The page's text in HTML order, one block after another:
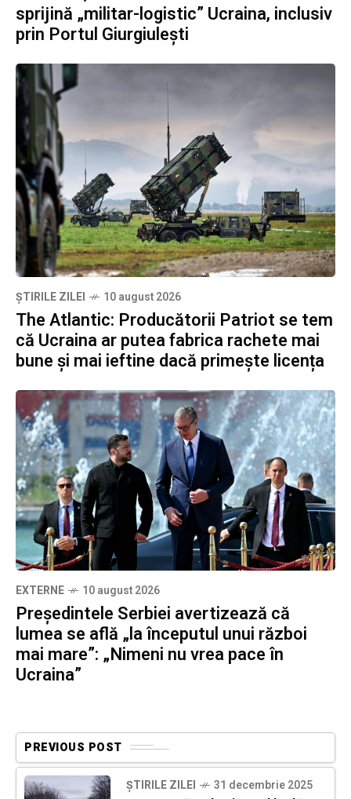
sprijină „militar-logistic” Ucraina, inclusiv
prin Portul Giurgiulești
ȘTIRILE ZILEI 10 august 2026
The Atlantic: Producătorii Patriot se tem
că Ucraina ar putea fabrica rachete mai
bune și mai ieftine dacă primește licența
EXTERNE 10 august 2026
Președintele Serbiei avertizează că
lumea se află „la începutul unui război
mai mare”: „Nimeni nu vrea pace în
Ucraina”
PREVIOUS POST
ȘTIRILE ZILEI 31 decembrie 2025